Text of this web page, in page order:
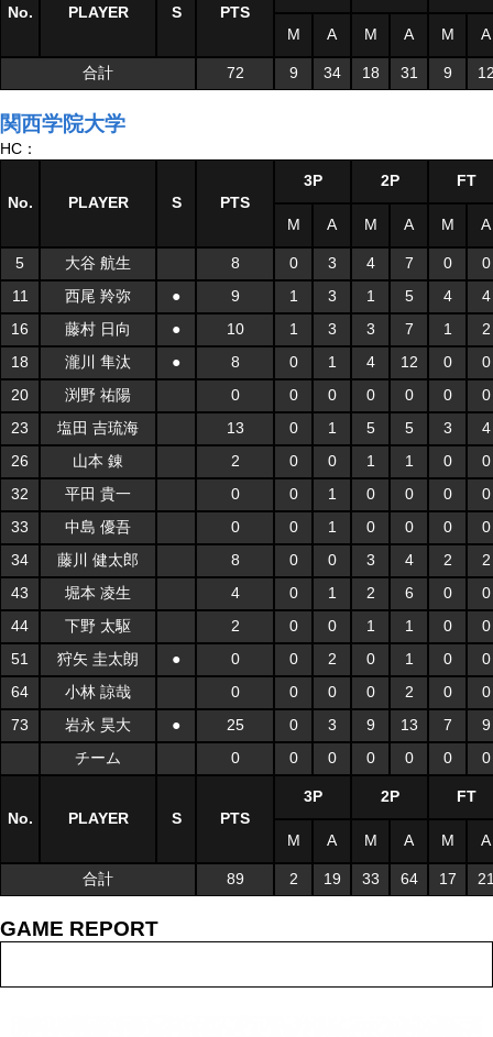
No. PLAYER S PTS
M A M A M A
合計 72 9 34 18 31 9
関西学院大学
HC：
No. PLAYER S PTS
3P 2P FT
M A M A M A
5 大谷 航生 8 0 3 4 7 0
0
11
西尾 羚弥 ● 9 1 3 1 5 4
4
16
藤村 日向 ● 10 1 3 3 7 1
2
18
瀧川 隼汰 ● 8 0 1 4 12 0
0
20
渕野 祐陽 0 0 0 0 0 0
0
23
塩田 吉琉海 13 0 1 5 5 3
4
26
山本 錬 2 0 0 1 1 0
0
32
平田 貴一 0 0 1 0 0 0
0
33
中島 優吾 0 0 1 0 0 0
0
34
藤川 健太郎 8 0 0 3 4 2
2
43
堀本 凌生 4 0 1 2 6 0
0
44
下野 太駆 2 0 0 1 1 0
0
51
狩矢 圭太朗 ● 0 0 2 0 1 0
0
64
小林 諒哉 0 0 0 0 2 0
0
73
岩永 昊大 ● 25 0 3 9 13 7
9
チーム
0 0 0 0 0 0 0
No. PLAYER S PTS
3P 2P FT
M A M A M A
合計 89 2 19 33 64 17
GAME REPORT